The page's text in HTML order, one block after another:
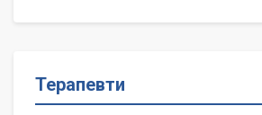
Терапевти